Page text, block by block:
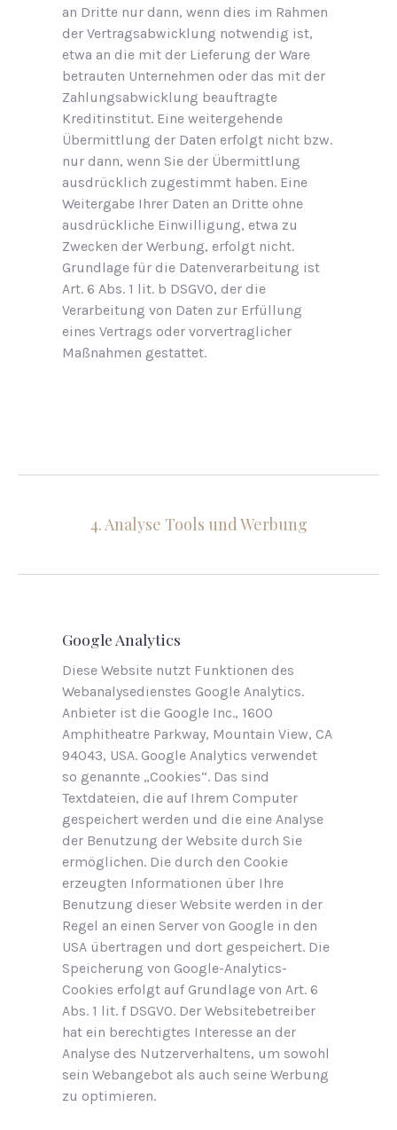
an Dritte nur dann, wenn dies im Rahmen
der Vertragsabwicklung notwendig ist,
etwa an die mit der Lieferung der Ware
betrauten Unternehmen oder das mit der
Zahlungsabwicklung beauftragte
Kreditinstitut. Eine weitergehende
Übermittlung der Daten erfolgt nicht bzw.
nur dann, wenn Sie der Übermittlung
ausdrücklich zugestimmt haben. Eine
Weitergabe Ihrer Daten an Dritte ohne
ausdrückliche Einwilligung, etwa zu
Zwecken der Werbung, erfolgt nicht.
Grundlage für die Datenverarbeitung ist
Art. 6 Abs. 1 lit. b DSGVO, der die
Verarbeitung von Daten zur Erfüllung
eines Vertrags oder vorvertraglicher
Maßnahmen gestattet.
4. Analyse Tools und Werbung
Google Analytics
Diese Website nutzt Funktionen des
Webanalysedienstes Google Analytics.
Anbieter ist die Google Inc., 1600
Amphitheatre Parkway, Mountain View, CA
94043, USA. Google Analytics verwendet
so genannte „Cookies“. Das sind
Textdateien, die auf Ihrem Computer
gespeichert werden und die eine Analyse
der Benutzung der Website durch Sie
ermöglichen. Die durch den Cookie
erzeugten Informationen über Ihre
Benutzung dieser Website werden in der
Regel an einen Server von Google in den
USA übertragen und dort gespeichert. Die
Speicherung von Google-Analytics-
Cookies erfolgt auf Grundlage von Art. 6
Abs. 1 lit. f DSGVO. Der Websitebetreiber
hat ein berechtigtes Interesse an der
Analyse des Nutzerverhaltens, um sowohl
sein Webangebot als auch seine Werbung
zu optimieren.